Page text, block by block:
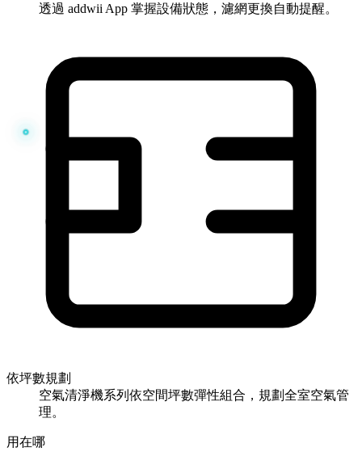
透過 addwii App 掌握設備狀態，濾網更換自動提醒。
依坪數規劃
空氣清淨機系列依空間坪數彈性組合，規劃全室空氣管
理。
用在哪